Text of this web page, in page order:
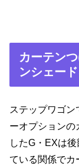
カーテン
ンシェー
ステップワゴ
ーオプションの
したG・EXは
ている関係でカ